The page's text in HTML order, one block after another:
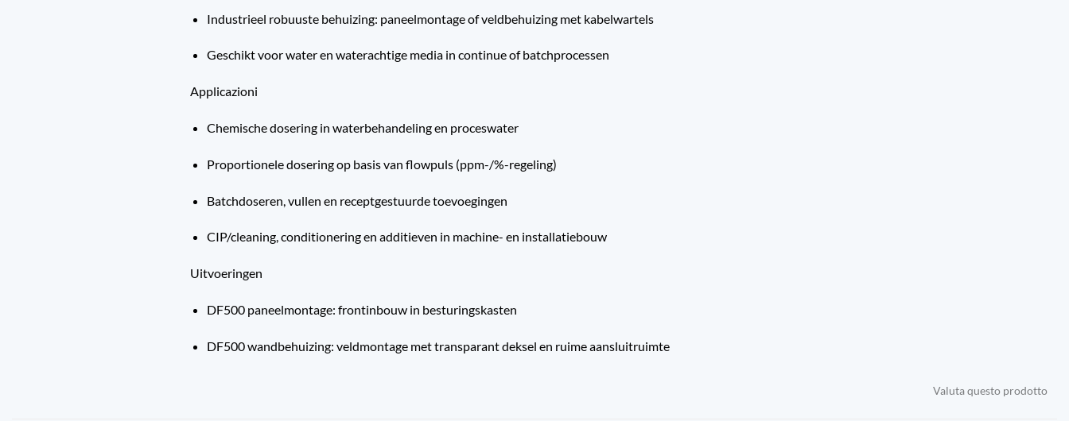
Industrieel robuuste behuizing: paneelmontage of veldbehuizing met kabelwartels
Geschikt voor water en waterachtige media in continue of batchprocessen
Applicazioni
Chemische dosering in waterbehandeling en proceswater
Proportionele dosering op basis van flowpuls (ppm-/%-regeling)
Batchdoseren, vullen en receptgestuurde toevoegingen
CIP/cleaning, conditionering en additieven in machine- en installatiebouw
Uitvoeringen
DF500 paneelmontage: frontinbouw in besturingskasten
DF500 wandbehuizing: veldmontage met transparant deksel en ruime aansluitruimte
Valuta questo prodotto